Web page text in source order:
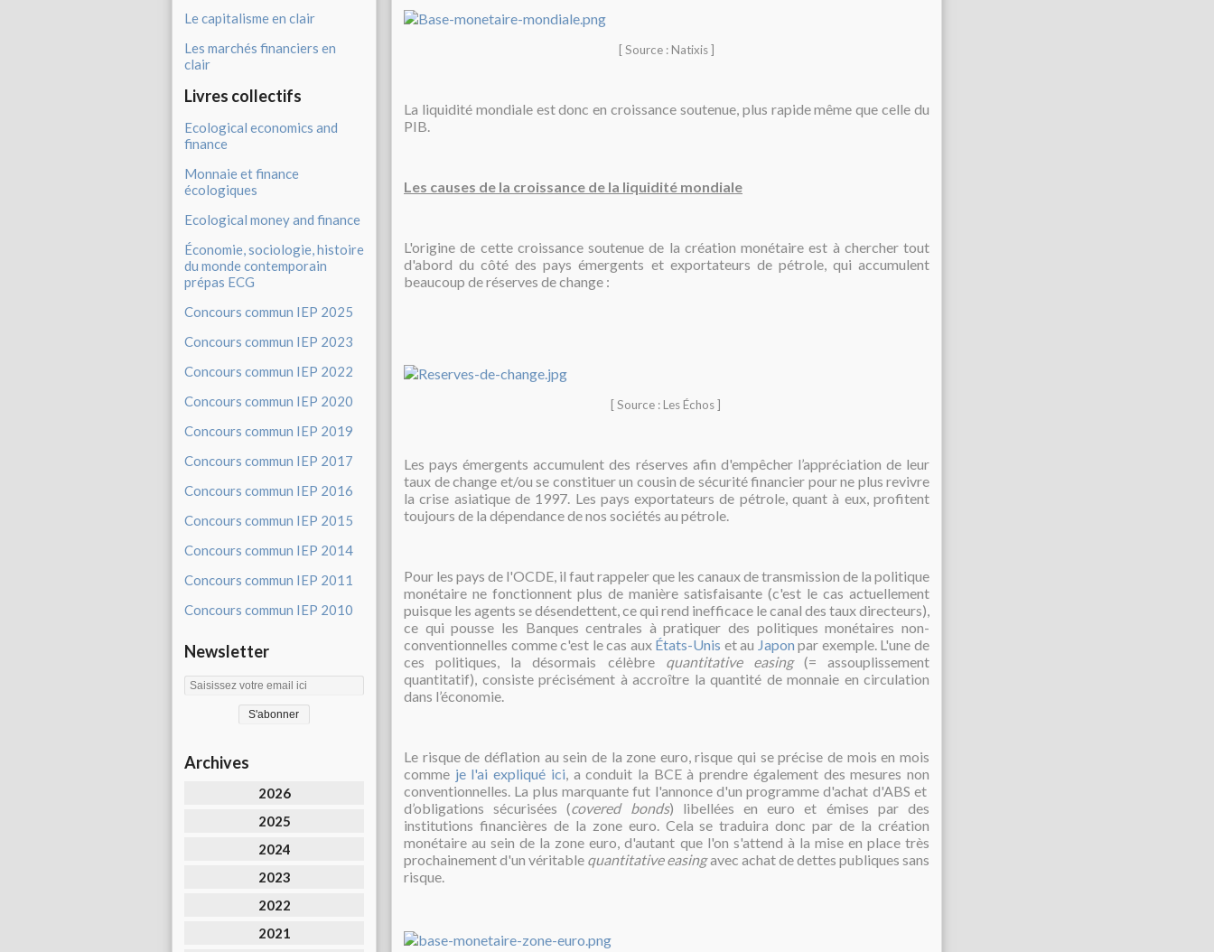
Le capitalisme en clair
Les marchés financiers en
clair
Livres collectifs
Ecological economics and
finance
Monnaie et finance
écologiques
Ecological money and finance
Économie, sociologie, histoire
du monde contemporain
prépas ECG
Concours commun IEP 2025
Concours commun IEP 2023
Concours commun IEP 2022
Concours commun IEP 2020
Concours commun IEP 2019
Concours commun IEP 2017
Concours commun IEP 2016
Concours commun IEP 2015
Concours commun IEP 2014
Concours commun IEP 2011
Concours commun IEP 2010
Newsletter
Archives
2026
2025
2024
2023
2022
2021
[ Source : Natixis ]
La liquidité mondiale est donc en croissance soutenue, plus rapide même que celle du
PIB.
Les causes de la croissance de la liquidité mondiale
L'origine de cette croissance soutenue de la création monétaire est à chercher tout
d'abord du côté des pays émergents et exportateurs de pétrole, qui accumulent
beaucoup de réserves de change :
[ Source : Les Échos ]
Les pays émergents accumulent des réserves afin d'empêcher l’appréciation de leur
taux de change et/ou se constituer un cousin de sécurité financier pour ne plus revivre
la crise asiatique de 1997. Les pays exportateurs de pétrole, quant à eux, profitent
toujours de la dépendance de nos sociétés au pétrole.
Pour les pays de l'OCDE, il faut rappeler que les canaux de transmission de la politique
monétaire ne fonctionnent plus de manière satisfaisante (c'est le cas actuellement
puisque les agents se désendettent, ce qui rend inefficace le canal des taux directeurs),
ce qui pousse les Banques centrales à pratiquer des politiques monétaires non-
conventionnelles comme c'est le cas aux États-Unis et au Japon par exemple. L'une de
ces politiques, la désormais célèbre
quantitative easing(=
assouplissement
quantitatif), consiste précisément à accroître la quantité de monnaie en circulation
dans l’économie.
Le risque de déflation au sein de la zone euro, risque qui se précise de mois en mois
comme je l'ai expliqué ici, a conduit la BCE à prendre également des mesures non
conventionnelles. La plus marquante fut l'annonce d'un programme d'achat d'ABS et
d’obligations sécurisées (covered bonds) libellées en euro et émises par des
institutions financières de la zone euro. Cela se traduira donc par de la création
monétaire au sein de la zone euro, d'autant que l'on s'attend à la mise en place très
prochainement d'un véritable quantitative easingavec achat de dettes publiques sans
risque.